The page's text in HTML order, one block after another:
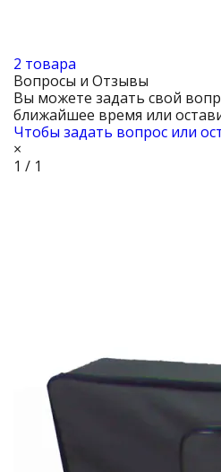
2 товара
Вопросы и Отзывы
Вы можете задать свой
ближайшее время или
Чтобы задать вопрос или
×
1 / 1